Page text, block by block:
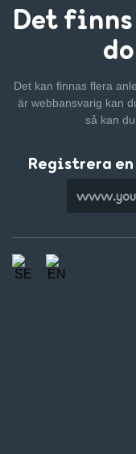
Det
Det kan finnas flera
är webbansvarig kan
så kan
Registrera en